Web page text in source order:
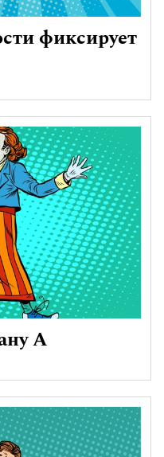
фиксирует
А